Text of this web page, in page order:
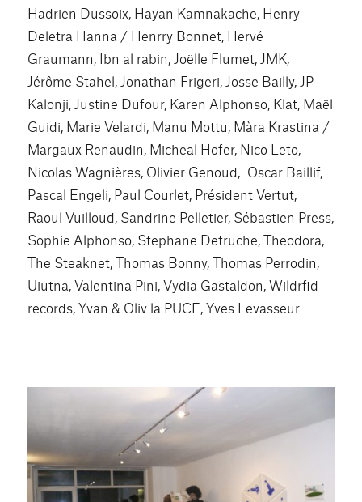
Hadrien Dussoix, Hayan Kamnakache, Henry
Deletra Hanna / Henrry Bonnet, Hervé
Graumann, Ibn al rabin, Joëlle Flumet, JMK,
Jérôme Stahel, Jonathan Frigeri, Josse Bailly, JP
Kalonji, Justine Dufour, Karen Alphonso, Klat, Maël
Guidi, Marie Velardi, Manu Mottu, Màra Krastina /
Margaux Renaudin, Micheal Hofer, Nico Leto,
Nicolas Wagnières, Olivier Genoud, Oscar Baillif,
Pascal Engeli, Paul Courlet, Président Vertut,
Raoul Vuilloud, Sandrine Pelletier, Sébastien Press,
Sophie Alphonso, Stephane Detruche, Theodora,
The Steaknet, Thomas Bonny, Thomas Perrodin,
Uiutna, Valentina Pini, Vydia Gastaldon, Wildrfid
records, Yvan & Oliv la PUCE, Yves Levasseur.